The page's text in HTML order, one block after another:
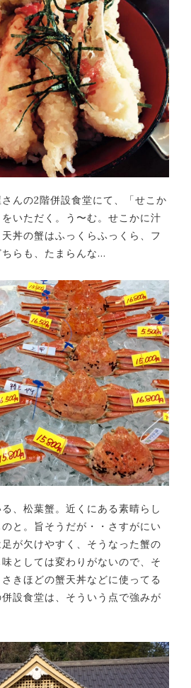
んの2階併設食堂にて、「せこか
いただく。う〜む。せこかに汁
丼の蟹はふっくらふっくら、フ
らも、たまらんな…
、松葉蟹。近くにある素晴らし
と。旨そうだが・・さすがにい
が欠けやすく、そうなった蟹の
としては変わりがないので、そ
きほどの蟹天丼などに使ってる
設食堂は、そういう点で強みが